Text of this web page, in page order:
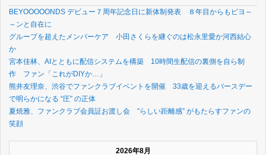
BEYOOOOONDS デビュー７周年記念日に新体制発表 ８年目からもビヨ～
～ンと自在に
グループを超えたメンバーケア 小田さくらを継ぐのは松永里愛か河西結心
か
宮本佳林、AIとともに配信システムを構築 10時間生配信の裏側を自ら制
作 ファン「これがDIYか…」
熊井友理奈、渋谷でファンクラブイベントを開催 33歳を迎えるバースデー
で明らかになる “圧” の正体
夏焼雅、ファンクラブ会員証お渡し会 ”らしい距離感” がもたらすファンの
笑顔
2026年8月